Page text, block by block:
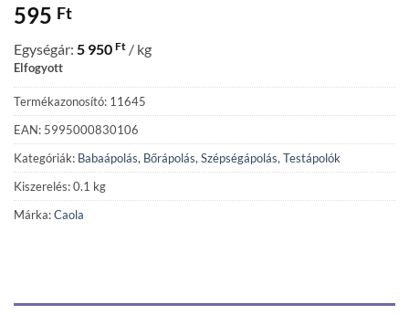
595 Ft
Egységár: 5 950 Ft / kg
Elfogyott
Termékazonosító: 11645
EAN: 5995000830106
Kategóriák: Babaápolás, Bőrápolás, Szépségápolás, Testápolók
Kiszerelés: 0.1 kg
Márka:Caola